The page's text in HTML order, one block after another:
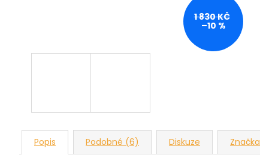
1 830 KČ
–10 %
Popis Podobné (6) Diskuze Značka